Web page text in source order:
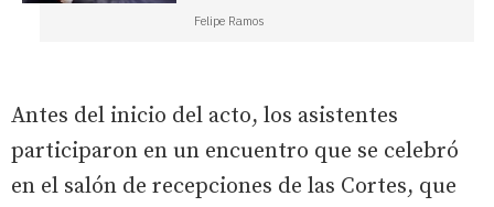
Felipe Ramos
Antes del inicio del acto, los asistentes
participaron en un encuentro que se celebró
en el salón de recepciones de las Cortes, que